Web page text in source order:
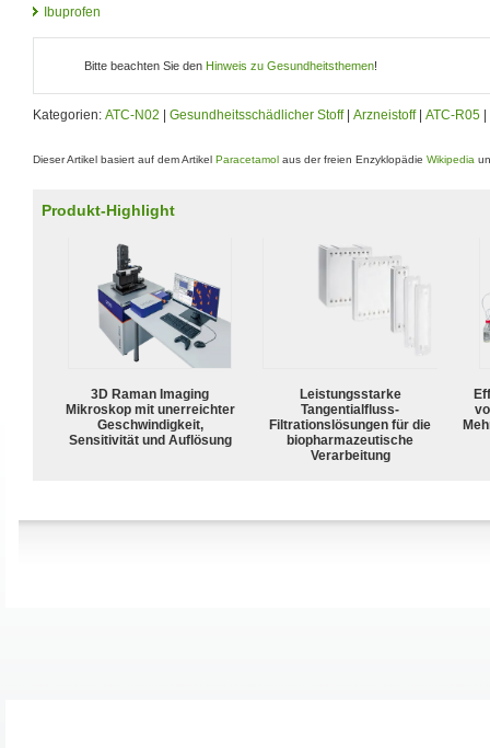
Ibuprofen
Bitte beachten Sie den Hinweis zu Gesundheitsthemen!
Kategorien: ATC-N02 | Gesundheitsschädlicher Stoff| Arzneistoff| ATC-R05 |
Dieser Artikel basiert auf dem Artikel Paracetamol aus der freien Enzyklopädie Wikipedia
Produkt-Highlight
3D Raman Imaging
Mikroskop mit unerreichter
Geschwindigkeit,
Sensitivität und Auflösung
Leistungsstarke
Tangentialfluss-
Filtrationslösungen für die
biopharmazeutische
Verarbeitung